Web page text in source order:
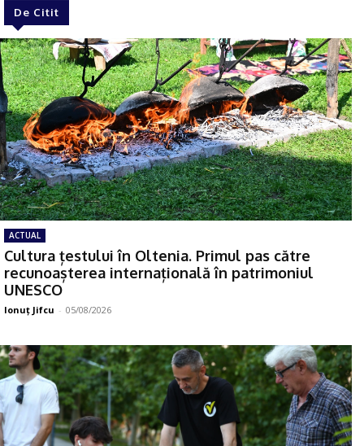
De Citit
ACTUAL
Cultura țestului în Oltenia. Primul pas către
recunoașterea internațională în patrimoniul
UNESCO
Ionuţ Jifcu - 05/08/2026